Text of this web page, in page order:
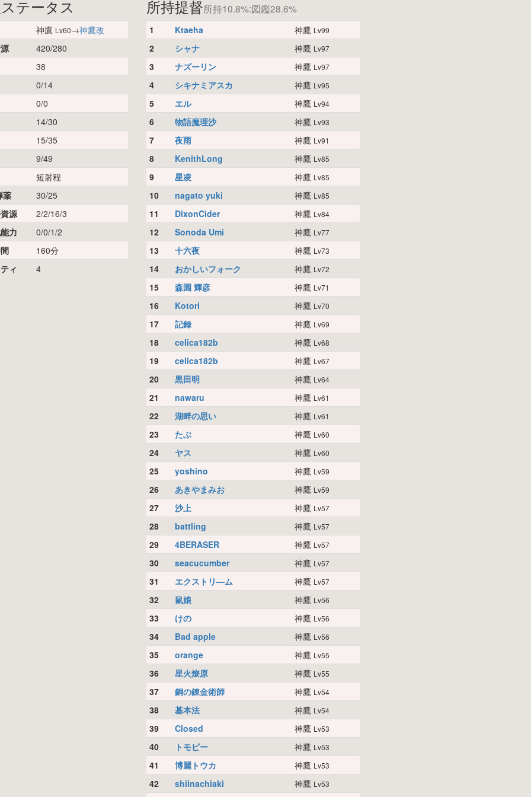
テータス
神鷹 Lv60→神鷹改
420/280
38
0/14
0/0
14/30
15/35
9/49
短射程
薬
30/25
源
2/2/16/3
力
0/0/1/2
160分
ィ
4
所持提督所持10.8%:図鑑28.6%
1 Ktaeha 神鷹 Lv99
2 シャナ 神鷹 Lv97
3 ナズーリン 神鷹 Lv97
4 シキナミアスカ 神鷹 Lv95
5 エル 神鷹 Lv94
6 物語魔理沙 神鷹 Lv93
7 夜雨 神鷹 Lv91
8 KenithLong 神鷹 Lv85
9 星凌 神鷹 Lv85
10 nagato yuki 神鷹 Lv85
11 DixonCider 神鷹 Lv84
12 Sonoda Umi 神鷹 Lv77
13 十六夜 神鷹 Lv73
14 おかしいフォーク 神鷹 Lv72
15 森園 輝彦 神鷹 Lv71
16 Kotori 神鷹 Lv70
17 記録 神鷹 Lv69
18 celica182b 神鷹 Lv68
19 celica182b 神鷹 Lv67
20 黒田明 神鷹 Lv64
21 nawaru 神鷹 Lv61
22 湖畔の思い 神鷹 Lv61
23 たぶ 神鷹 Lv60
24 ヤス 神鷹 Lv60
25 yoshino 神鷹 Lv59
26 あきやまみお 神鷹 Lv59
27 沙上 神鷹 Lv57
28 battling 神鷹 Lv57
29 4BERASER 神鷹 Lv57
30 seacucumber 神鷹 Lv57
31 エクストリ—ム 神鷹 Lv57
32 鼠娘 神鷹 Lv56
33 けの 神鷹 Lv56
34 Bad apple 神鷹 Lv56
35 orange 神鷹 Lv55
36 星火燎原 神鷹 Lv55
37 銅の錬金術師 神鷹 Lv54
38 基本法 神鷹 Lv54
39 Closed 神鷹 Lv53
40 トモピー 神鷹 Lv53
41 博麗トウカ 神鷹 Lv53
42 shiinachiaki 神鷹 Lv53